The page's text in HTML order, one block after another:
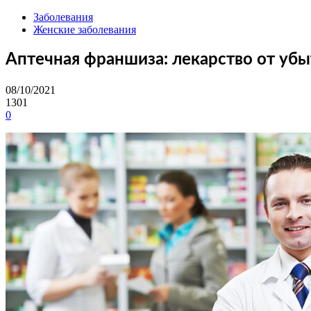
Заболевания
Женские заболевания
Аптечная франшиза: лекарство от
08/10/2021
1301
0